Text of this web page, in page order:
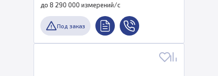
до 8 290 000 измерений/с
Под заказ